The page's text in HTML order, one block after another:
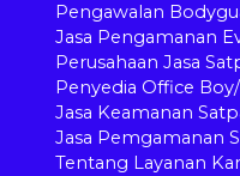
Pengawalan
Jasa Pengamanan
Perusahaan Jasa
Penyedia Office
Jasa Keamanan
Jasa Pemgamanan
Tentang Layanan